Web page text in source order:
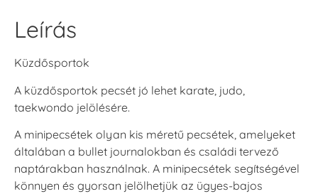
Leírás
Küzdősportok
A küzdősportok pecsét jó lehet karate, judo,
taekwondo jelölésére.
A minipecsétek olyan kis méretű pecsétek, amelyeket
általában a bullet journalokban és családi tervező
naptárakban használnak. A minipecsétek segítségével
könnyen és gyorsan jelölhetjük az ügyes-bajos